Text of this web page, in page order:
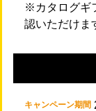
※カタログギ
認いただけま
キャンペーン期間